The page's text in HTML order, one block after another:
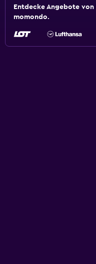
Entdecke Angebote
momondo.